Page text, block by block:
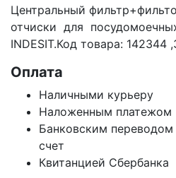
Центральный
отчиски для
INDESIT.Код товара: 142344
Оплата
Наличными курьеру
Наложенным платежом
Банковским
счет
Квитанцией Сбербанка